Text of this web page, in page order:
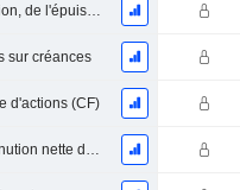
Total de la dépréciation, de l'épuisement et de l'amortissement
sur créances
d'actions (CF)
(Augmentation) diminution nette des prêts accordés / vendus - exploitation